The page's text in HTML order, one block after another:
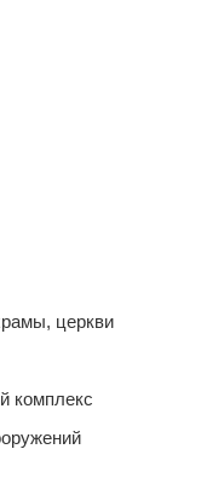
церкви
комплекс